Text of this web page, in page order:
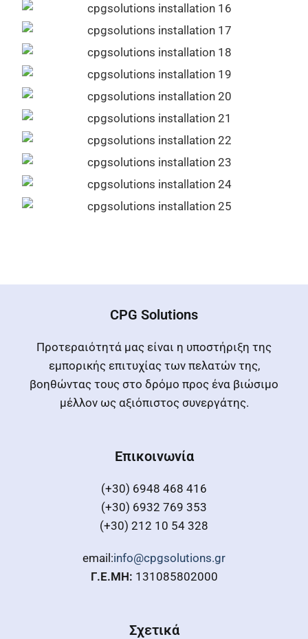
CPG Solutions
Προτεραιότητά μας είναι η υποστήριξη της
εμπορικής επιτυχίας των πελατών της,
βοηθώντας τους στο δρόμο προς ένα βιώσιμο
μέλλον ως αξιόπιστος συνεργάτης.
Επικοινωνία
(+30) 6948 468 416
(+30) 6932 769 353
(+30) 212 10 54 328
email:info@cpgsolutions.gr
Γ.Ε.ΜΗ: 131085802000
Σχετικά